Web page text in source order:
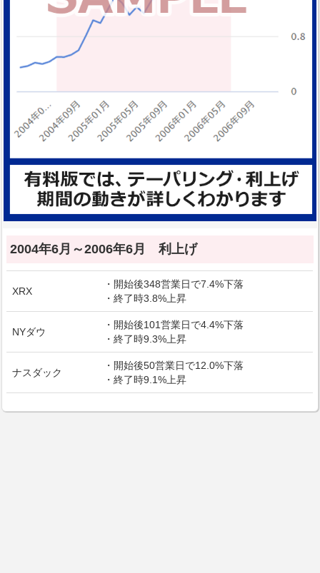
2004年6月～2006年6月 利上げ
XRX
・開始後348営業日で7.4%下落
・終了時3.8%上昇
NYダウ
・開始後101営業日で4.4%下落
・終了時9.3%上昇
ナスダック
・開始後50営業日で12.0%下落
・終了時9.1%上昇